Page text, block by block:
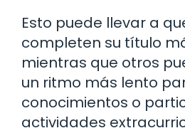
Esto puede llevar a
completen su título
mientras que otros
un ritmo más lento
conocimientos o
actividades